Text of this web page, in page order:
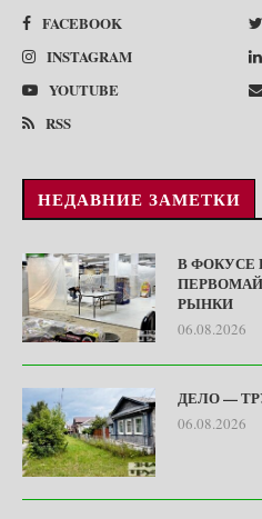
FACEBOOK
INSTAGRAM
YOUTUBE
RSS
НЕДАВНИЕ ЗАМЕТКИ
В ФОКУСЕ
РЫНКИ
06.08.2026
ДЕЛО —
06.08.2026